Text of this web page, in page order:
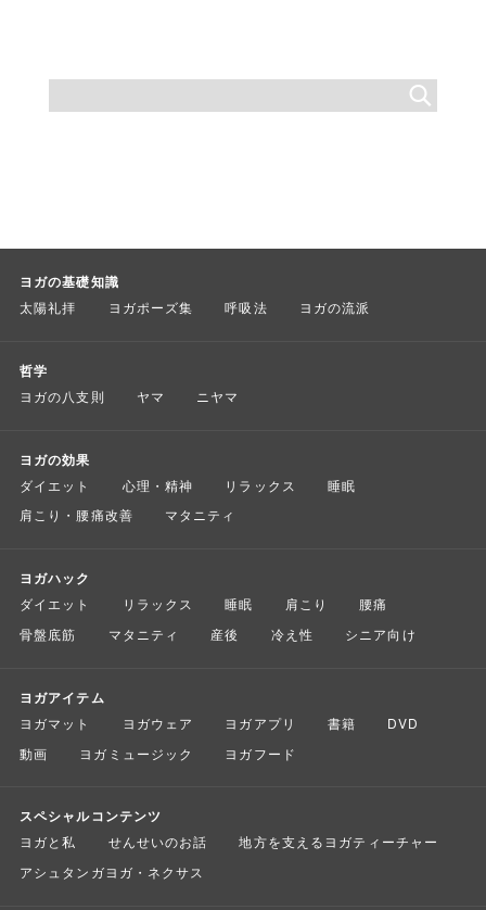
ヨガの基礎知識
太陽礼拝 ヨガポーズ集 呼吸法 ヨガの流派
哲学
ヨガの八支則 ヤマ ニヤマ
ヨガの効果
ダイエット 心理・精神 リラックス
睡眠
肩こり・腰痛改善
マタニティ
ヨガハック
ダイエット リラックス 睡眠 肩こり
腰痛
骨盤底筋
マタニティ 産後 冷え性 シニア向け
ヨガアイテム
ヨガマット ヨガウェア ヨガアプリ 書籍
DVD
動画
ヨガミュージック ヨガフード
スペシャルコンテンツ
ヨガと私 せんせいのお話
地方を支えるヨガティーチャー
アシュタンガヨガ・ネクサス